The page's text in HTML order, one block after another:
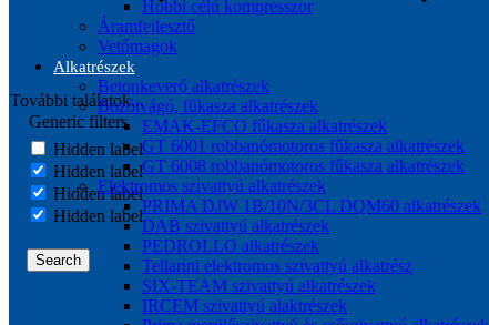
További találatok...
Generic filters
Hidden label
Hidden label
Hidden label
Hidden label
Search
Hobbi célú kompresszor
Áramfejlesztő
Vetőmagok
Alkatrészek
Betonkeverő alkatrészek
Bozótvágó, fűkasza alkatrészek
EMAK-EFCO fűkasza alkatrészek
GT 6001 robbanómotoros fűkasza alkatrészek
GT 6008 robbanómotoros fűkasza alkatrészek
Elektromos szivattyú alkatrészek
PRIMA DJW 1B/10N/3CL DQM60 alkatrészek
DAB szivattyú alkatrészek
PEDROLLO alkatrészek
Tellarini elektromos szivattyú alkatrész
SIX-TEAM szivattyú alkatrészek
IRCEM szivattyú alaktrészek